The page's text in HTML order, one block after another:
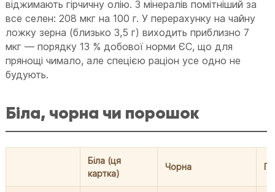
віджимають гірчичну олію. З мінералів помітніший за
все селен: 208 мкг на 100 г. У перерахунку на чайну
ложку зерна (близько 3,5 г) виходить приблизно 7
мкг — порядку 13 % добової норми ЄС, що для
прянощі чимало, але спецією раціон усе одно не
будують.
Біла, чорна чи порошок
Біла (ця
картка)
Чорна